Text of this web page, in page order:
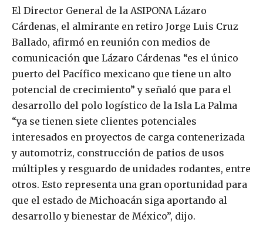
El Director General de la ASIPONA Lázaro
Cárdenas, el almirante en retiro Jorge Luis Cruz
Ballado, afirmó en reunión con medios de
comunicación que Lázaro Cárdenas “es el único
puerto del Pacífico mexicano que tiene un alto
potencial de crecimiento” y señaló que para el
desarrollo del polo logístico de la Isla La Palma
“ya se tienen siete clientes potenciales
interesados en proyectos de carga contenerizada
y automotriz, construcción de patios de usos
múltiples y resguardo de unidades rodantes, entre
otros. Esto representa una gran oportunidad para
que el estado de Michoacán siga aportando al
desarrollo y bienestar de México”, dijo.